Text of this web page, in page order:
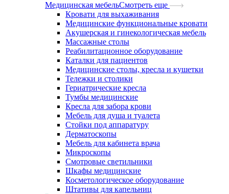
Медицинская мебельСмотреть еще
Кровати для выхаживания
Медицинские функциональные кровати
Акушерская и гинекологическая мебель
Массажные столы
Реабилитационное оборудование
Каталки для пациентов
Медицинские столы, кресла и кушетки
Тележки и столики
Гериатрические кресла
Тумбы медицинские
Кресла для забора крови
Мебель для душа и туалета
Стойки под аппаратуру
Дерматоскопы
Мебель для кабинета врача
Микроскопы
Смотровые светильники
Шкафы медицинские
Косметологическое оборудование
Штативы для капельниц